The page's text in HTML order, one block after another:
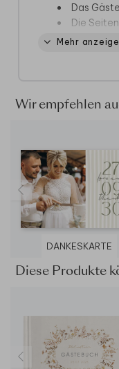
Das
Die
Alle
Der
Im Editor
Die
die
Wir
Buchrücken
Mehr
Wir empfehlen
DANKESKARTE
Diese Produkte